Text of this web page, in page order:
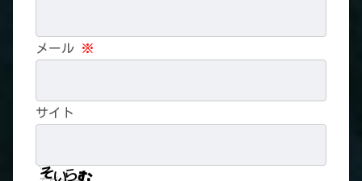
メール ※
サイト